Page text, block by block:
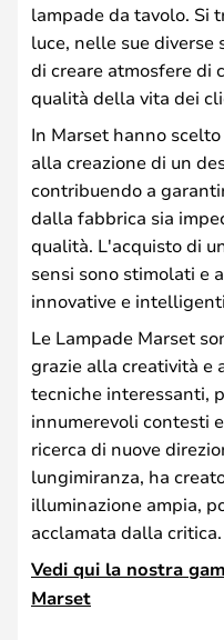
lampade da tavolo. Si
luce, nelle sue
di creare atmosfere di
qualità della vita dei
In Marset hanno
alla creazione di un
contribuendo a
dalla fabbrica sia
qualità. L'acquisto di
sensi sono stimolati e
innovative e
Le Lampade Marset
grazie alla creatività e
tecniche interessanti,
innumerevoli contesti
ricerca di nuove
lungimiranza, ha
illuminazione ampia,
acclamata dalla critica.
Vedi qui la nostra
Marset